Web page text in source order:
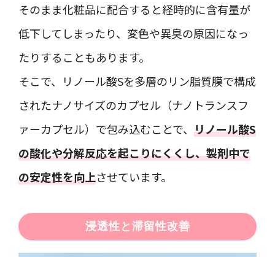
そのまま化粧品に配合すると経時的に含有量が
低下してしまったり、変色や異臭の原因になっ
たりすることもあります。
そこで、リノール酸Sを多層のリン脂質膜で構成
されたナノサイズのカプセル（ナノトランスフ
ァーカプセル）で包み込むことで、 リノール酸S
の酸化や分解反応を起こりにくくし、製剤中で
の安定性を向上させています。
浸透性と滞留性改善